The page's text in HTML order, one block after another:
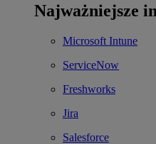
Najważniejsze
Microsoft Intune
ServiceNow
Freshworks
Jira
Salesforce